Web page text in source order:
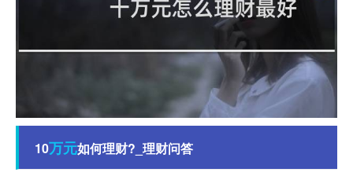
10万元如何理财?_理财问答